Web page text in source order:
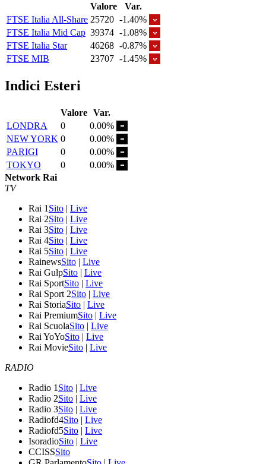
Valore
Var.
FTSE Italia All-Share 25720 -1.40%
FTSE Italia Mid Cap 39374 -1.08%
FTSE Italia Star
46268 -0.87%
FTSE MIB
23707 -1.45%
Indici Esteri
Valore Var.
LONDRA
0
0.00%
NEW YORK 0
0.00%
PARIGI
0
0.00%
TOKYO
0
0.00%
Network Rai
TV
Rai 1 Sito | Live
Rai 2Sito | Live
Rai 3Sito | Live
Rai 4Sito | Live
Rai 5Sito | Live
RainewsSito | Live
Rai GulpSito | Live
Rai SportSito | Live
Rai Sport 2Sito | Live
Rai StoriaSito | Live
Rai PremiumSito | Live
Rai ScuolaSito | Live
Rai YoYoSito | Live
Rai MovieSito | Live
RADIO
Radio 1 Sito | Live
Radio 2Sito | Live
Radio 3Sito | Live
Radiofd4Sito | Live
Radiofd5Sito | Live
IsoradioSito | Live
CCISSSito